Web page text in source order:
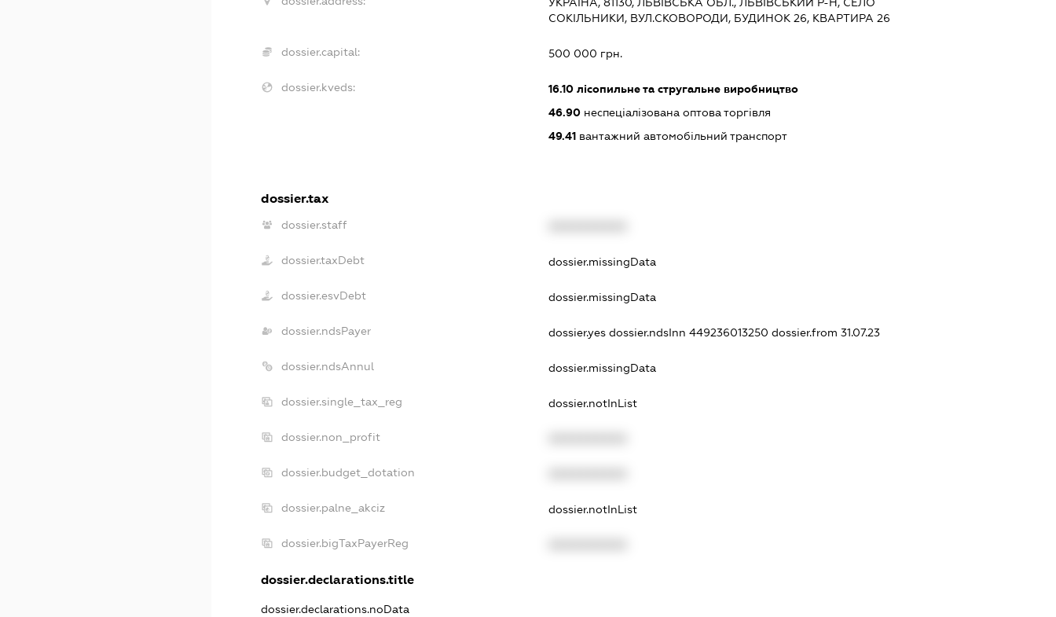
СОКІЛЬНИКИ, ВУЛ.СКОВОРОДИ, БУДИНОК 26, КВАРТИРА 26
dossier.capital: 500 000 грн.
dossier.kveds: 16.10 лісопильне та стругальне виробництво
46.90 неспеціалізована оптова торгівля
49.41 вантажний автомобільний транспорт
dossier.tax
dossier.staff
dossier.taxDebt dossier.missingData
dossier.esvDebt dossier.missingData
dossier.ndsPayer dossier.yesdossier.ndsInn 449236013250dossier.from 31.07.23
dossier.ndsAnnul dossier.missingData
dossier.single_tax_reg dossier.notInList
dossier.non_profit
dossier.budget_dotation
dossier.palne_akciz dossier.notInList
dossier.bigTaxPayerReg
dossier.declarations.title
dossier.declarations.noData